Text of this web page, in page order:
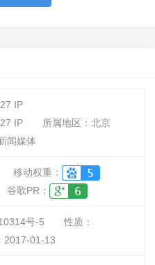
IP
IP
所属地区：北京
闻媒体
移动权重：
谷歌PR：
号-5
性质：
2017-01-13